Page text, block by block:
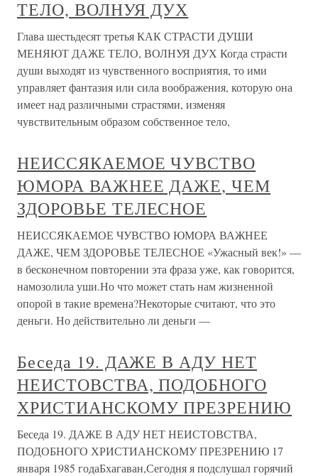
ТЕЛО, ВОЛНУЯ ДУХ
Глава шестьдесят третья КАК СТРАСТИ ДУШИ
МЕНЯЮТ ДАЖЕ ТЕЛО, ВОЛНУЯ ДУХ Когда страсти
души выходят из чувственного восприятия, то ими
управляет фантазия или сила воображения, которую она
имеет над различными страстями, изменяя
чувствительным образом собственное тело,
НЕИССЯКАЕМОЕ ЧУВСТВО
ЮМОРА ВАЖНЕЕ ДАЖЕ, ЧЕМ
ЗДОРОВЬЕ ТЕЛЕСНОЕ
НЕИССЯКАЕМОЕ ЧУВСТВО ЮМОРА ВАЖНЕЕ
ДАЖЕ, ЧЕМ ЗДОРОВЬЕ ТЕЛЕСНОЕ «Ужасный век!» —
в бесконечном повторении эта фраза уже, как говорится,
намозолила уши.Но что может стать нам жизненной
опорой в такие времена?Некоторые считают, что это
деньги. Но действительно ли деньги —
Беседа 19. ДАЖЕ В АДУ НЕТ
НЕИСТОВСТВА, ПОДОБНОГО
ХРИСТИАНСКОМУ ПРЕЗРЕНИЮ
Беседа 19. ДАЖЕ В АДУ НЕТ НЕИСТОВСТВА,
ПОДОБНОГО ХРИСТИАНСКОМУ ПРЕЗРЕНИЮ 17
января 1985 годаБхагаван,Сегодня я подслушал горячий